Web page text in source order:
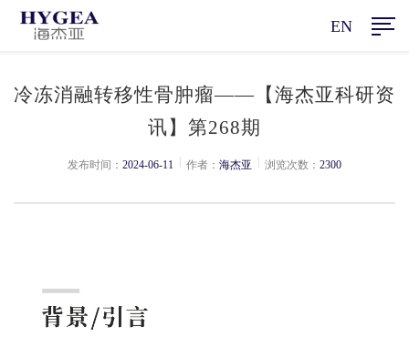
EN
冷冻消融转移性骨肿瘤——【海杰亚科研资
讯】第268期
发布时间： 2024-06-11 作者： 海杰亚 浏览次数： 2300